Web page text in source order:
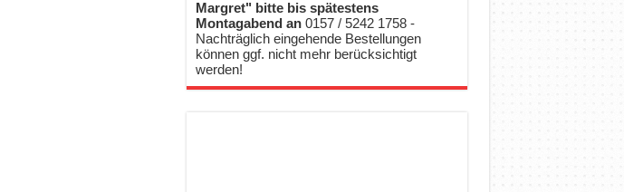
Margret" bitte bis spätestens
Montagabend an 0157 / 5242 1758 -
Nachträglich eingehende Bestellungen
können ggf. nicht mehr berücksichtigt
werden!